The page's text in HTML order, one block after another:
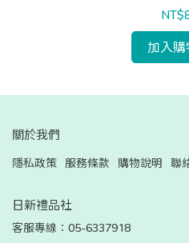
加入購
關於我們
隱私政策 服務條款 購物說明 聯
日新禮品社
客服專線：05-6337918